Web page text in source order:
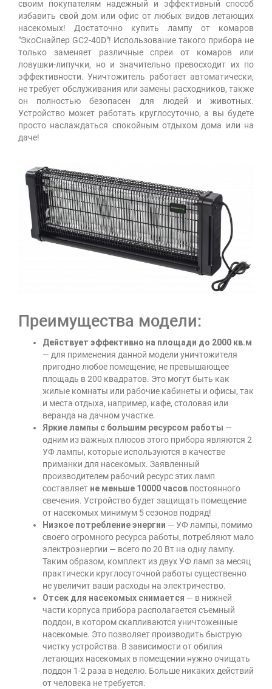
своим покупателям надежный и эффективный способ
избавить свой дом или офис от любых видов летающих
насекомых! Достаточно купить лампу от комаров
"ЭкоСнайпер GC2-40D"! Использование такого прибора не
только заменяет различные спреи от комаров или
ловушки-липучки, но и значительно превосходит их по
эффективности. Уничтожитель работает автоматически,
не требует обслуживания или замены расходников, также
он полностью безопасен для людей и животных.
Устройство может работать круглосуточно, а вы будете
просто наслаждаться спокойным отдыхом дома или на
даче!
Преимущества модели:
Действует эффективно на площади до 2000 кв.м
— для применения данной модели уничтожителя
пригодно любое помещение, не превышающее
площадь в 200 квадратов. Это могут быть как
жилые комнаты или рабочие кабинеты и офисы, так
и места отдыха, например, кафе, столовая или
веранда на дачном участке.
Яркие лампы с большим ресурсом работы —
одним из важных плюсов этого прибора являются 2
УФ лампы, которые используются в качестве
приманки для насекомых. Заявленный
производителем рабочий ресурс этих ламп
составляет не меньше 10000 часов постоянного
свечения. Устройство будет защищать помещение
от насекомых минимум 5 сезонов подряд!
Низкое потребление энергии — УФ лампы, помимо
своего огромного ресурса работы, потребляют мало
электроэнергии — всего по 20 Вт на одну лампу.
Таким образом, комплект из двух УФ ламп за месяц
практически круглосуточной работы существенно
не увеличит ваши расходы на электричество.
Отсек для насекомых снимается — в нижней
части корпуса прибора располагается съемный
поддон, в котором скапливаются уничтоженные
насекомые. Это позволяет производить быструю
чистку устройства. В зависимости от обилия
летающих насекомых в помещении нужно очищать
поддон 1-2 раза в неделю. Больше никаких действий
от человека не требуется.